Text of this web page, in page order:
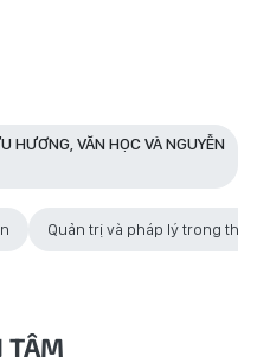
HƯƠNG, VĂN HỌC VÀ NGUYỄN
Quản trị và pháp lý trong
TÂM